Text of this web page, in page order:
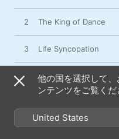
2 The King of Dance
3 Life Syncopation
4 Festalica ! ! < Clap
6 Dust to Dust
他の国を選択して
ンテンツをご覧くだ
United States